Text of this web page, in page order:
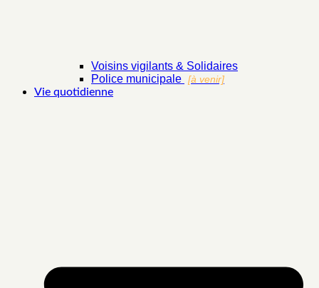
Voisins vigilants & Solidaires
Police municipale [à venir]
Vie quotidienne